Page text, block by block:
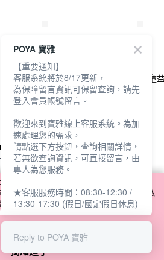
樂益活菌護樂齡益生菌
15包-優格
NT$310
樂益活菌護兒童
15包-可可
全站排行
本網站使用 cookie 方式之詳情，及若您不希
更電腦的 cookie 設定，請參閱本網站「
隱私
使用本網站即表示您同意本公司得按本網站使
。
我知道了
POYA 寶雅
【重要通知】
客服系統將於8/17更新，
為保障留言資訊可保留查詢，請先
登入會員帳號留言。
歡迎來到寶雅線上客服系統。為加
速處理您的需求，
請點選下方按鈕，查詢相關詳情，
若無欲查詢資訊，可直接留言，由
專人為您服務。
★客服服務時間：08:30-12:30 /
13:30-17:30 (假日/國定假日休息)
Reply to POYA 寶雅